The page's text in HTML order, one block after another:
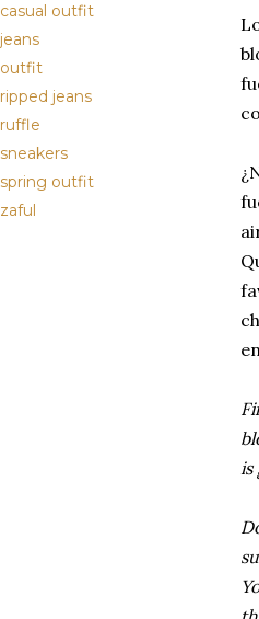
casual outfit
jeans
outfit
ripped jeans
ruffle
sneakers
spring outfit
zaful
is